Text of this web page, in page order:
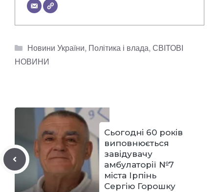
Категорії
Новини України, Політика і влада, СВІТОВІ
НОВИНИ
Сьогодні 60 років
виповнюється
завідувачу
амбулаторії №7
міста Ірпінь
Сергію Горошку